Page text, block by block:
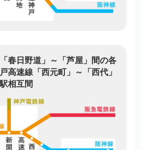
春日野道」～「芦屋」間の各
高速線「西元町」～「西代」
相互間